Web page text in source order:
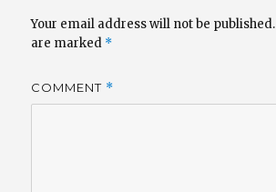
Your email address will not be published.
are marked *
COMMENT *